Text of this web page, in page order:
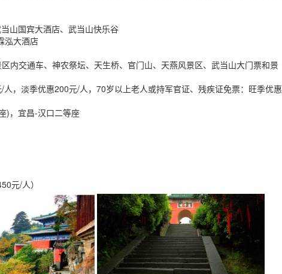
山国宾大酒店、武当山快乐谷
泓大酒店
内交通车、神农祭坛、天生桥、官门山、天燕风景区、武当山大门票和景
，淡季优惠200元/人，70岁以上老人或持军官证、残疾证免票：旺季优惠
)，宜昌-汉口二等座
元/人）